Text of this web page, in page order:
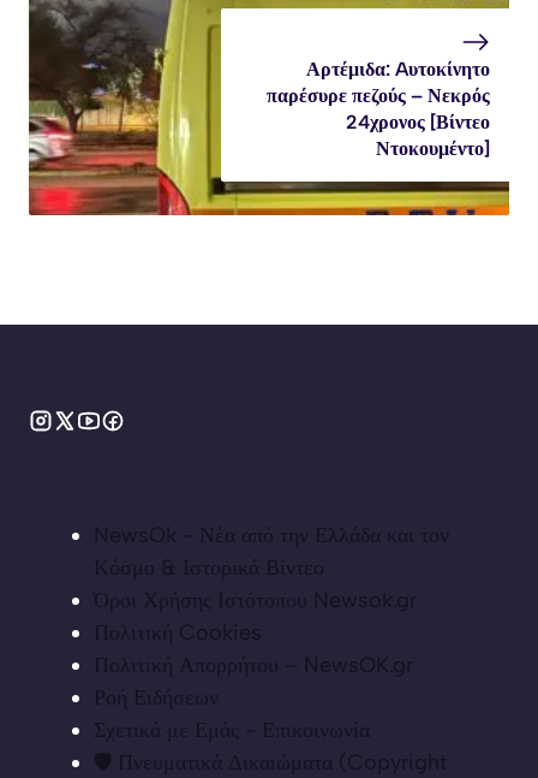
Αρτέμιδα: Aυτοκίνητο
παρέσυρε πεζούς – Νεκρός
24χρονος [Βίντεο
Ντοκουμέντο]
NewsOk - Νέα από την Ελλάδα και τον
Κόσμο & Ιστορικά Βίντεο
Όροι Χρήσης Ιστότοπου Newsok.gr
Πολιτική Cookies
Πολιτική Απορρήτου – NewsOK.gr
Ροή Ειδήσεων
Σχετικά με Εμάς - Επικοινωνία
🛡️ Πνευματικά Δικαιώματα (Copyright